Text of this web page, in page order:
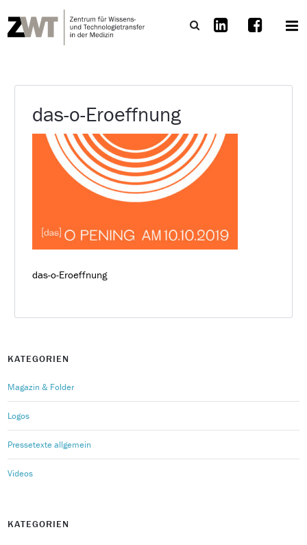
das-o-Eroeffnung
das-o-Eroeffnung
KATEGORIEN
Magazin & Folder
Logos
Pressetexte allgemein
Videos
KATEGORIEN